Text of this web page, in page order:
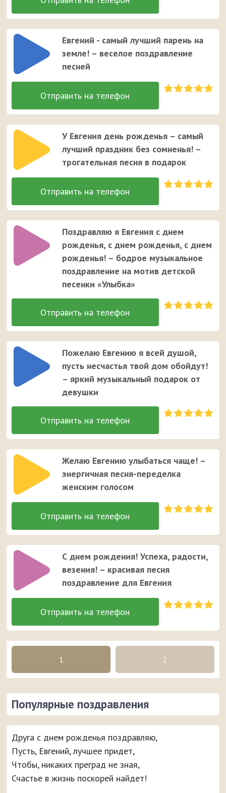
Евгений - самый лучший парень на
земле! – веселое поздравление
песней
У Евгения день рожденья – самый
лучший праздник без сомненья! –
трогательная песня в подарок
Поздравляю я Евгения с днем
рожденья, с днем рожденья, с днем
рожденья! – бодрое музыкальное
поздравление на мотив детской
песенки «Улыбка»
Пожелаю Евгению я всей душой,
пусть несчастья твой дом обойдут!
– яркий музыкальный подарок от
девушки
Желаю Евгению улыбаться чаще! –
энергичная песня-переделка
женским голосом
С днем рождения! Успеха, радости,
везения! – красивая песня
поздравление для Евгения
1 2
Популярные поздравления
Друга с днем рожденья поздравляю,
Пусть, Евгений, лучшее придет,
Чтобы, никаких преград не зная,
Счастье в жизнь поскорей найдет!